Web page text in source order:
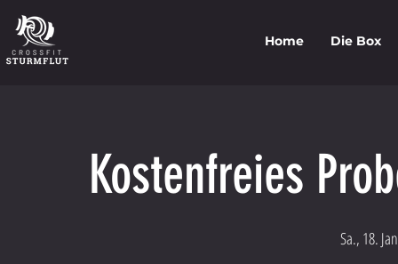
Home Die Box
Kostenfreies
Sa., 18.